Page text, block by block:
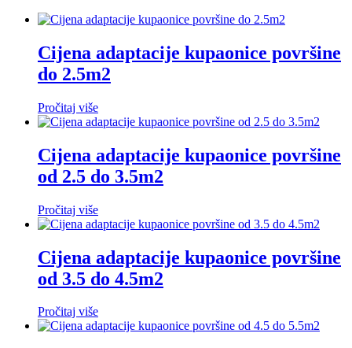
Cijena adaptacije kupaonice površine
do 2.5m2
Pročitaj više
Cijena adaptacije kupaonice površine
od 2.5 do 3.5m2
Pročitaj više
Cijena adaptacije kupaonice površine
od 3.5 do 4.5m2
Pročitaj više